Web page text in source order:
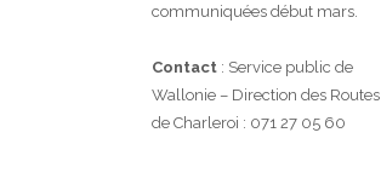
communiquées début mars.
Contact : Service public de
Wallonie – Direction des Routes
de Charleroi : 071 27 05 60